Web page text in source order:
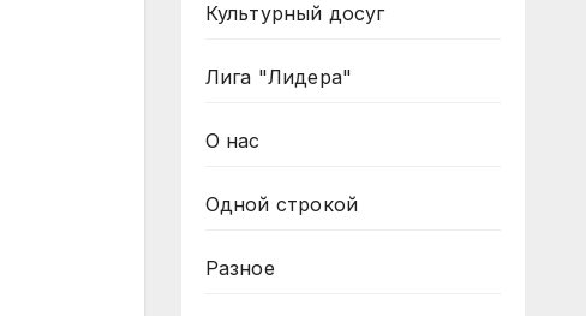
Культурный досуг
Лига "Лидера"
О нас
Одной строкой
Разное